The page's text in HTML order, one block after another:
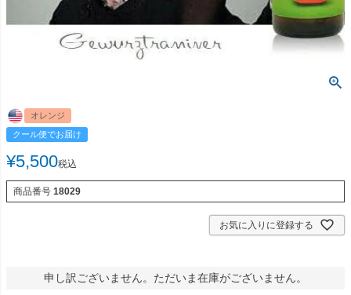
オレンジ
クール便でお届け
¥5,500税込
商品番号 18029
お気に入りに登録する
申し訳ございません。ただいま在庫がございません。